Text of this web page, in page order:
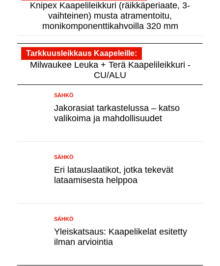
Knipex Kaapelileikkuri (räikkäperiaate, 3-
vaihteinen) musta atramentoitu,
monikomponenttikahvoilla 320 mm
Tarkkuusleikkaus Kaapeleille
Milwaukee Leuka + Terä Kaapelileikkuri -
CU/ALU
Jakorasiat tarkastelussa – katso
valikoima ja mahdollisuudet
SÄHKÖ
Eri latauslaatikot, jotka tekevät
lataamisesta helppoa
SÄHKÖ
Yleiskatsaus: Kaapelikelat esitetty
ilman arviointia
SÄHKÖ